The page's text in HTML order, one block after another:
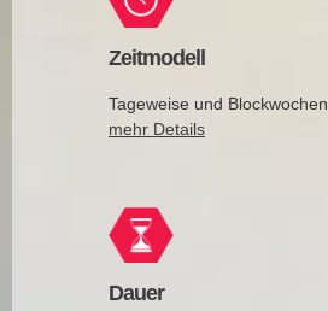
Zeitmodell
Tageweise und Blockwochen
mehr Details
Dauer